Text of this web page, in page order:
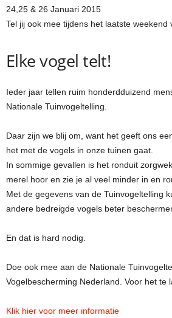
24,25 & 26 Januari 2015
Tel jij ook mee tijdens het laatste weekend
Elke vogel telt!
Ieder jaar tellen ruim honderdduizend
Nationale Tuinvogeltelling.
Daar zijn we blij om, want het geeft ons
het met de vogels in onze tuinen gaat.
In sommige gevallen is het ronduit
merel hoor en zie je al veel minder in en
Met de gegevens van de Tuinvogeltelling
andere bedreigde vogels beter
En dat is hard nodig.
Doe ook mee aan de Nationale
Vogelbescherming Nederland. Voor het te
Klik hier voor meer informatie